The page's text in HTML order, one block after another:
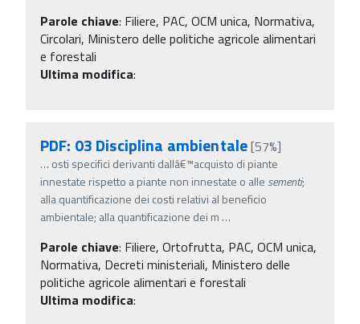
Parole chiave: Filiere, PAC, OCM unica, Normativa,
Circolari, Ministero delle politiche agricole alimentari
e forestali
Ultima modifica:
PDF: 03 Disciplina ambientale[57%]
… osti specifici derivanti dallâ€™acquisto di piante
innestate rispetto a piante non innestate o alle sementi;
alla quantificazione dei costi relativi al beneficio
ambientale; alla quantificazione dei m …
Parole chiave: Filiere, Ortofrutta, PAC, OCM unica,
Normativa, Decreti ministeriali, Ministero delle
politiche agricole alimentari e forestali
Ultima modifica: